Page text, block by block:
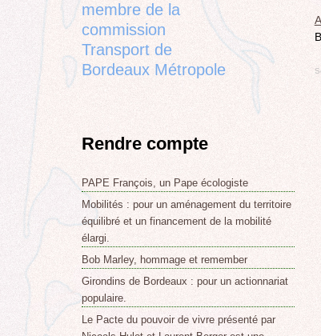
membre de la
commission
Transport de
Bordeaux Métropole
Rendre compte
PAPE François, un Pape écologiste
Mobilités : pour un aménagement du territoire
équilibré et un financement de la mobilité
élargi.
Bob Marley, hommage et remember
Girondins de Bordeaux : pour un actionnariat
populaire.
Le Pacte du pouvoir de vivre présenté par